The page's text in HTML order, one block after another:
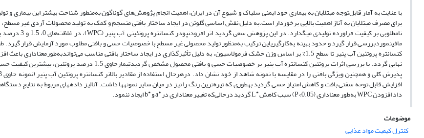
با عنایت به آمار قابلتوجه مبتلایان به بیماری خود ایمنی سلیاک و شیوع آن در ایران، اهمیت انجام پژوهشهای گوناگون بهمنظور شناخت بیشتر این بیماری و
برای مصرف مبتلایان به آناز اهمیت بالایی برخوردار است.به دلیل نقش اساسی گلوتن در ایجاد ساختار بافتی منسجم و کمک به تولید محصولات آردی غیر
نامطلوبی بر کیفیت فراورده تولیدی می­گذارد. در این پژوهش سعی گردید اثر افزودنپودر کنسانتره پروتئینی آب پنیر (WPC)،در غلظت های 0،
مافینموردبررسی قرار گیرد و حدود بهینه بهکارگیریاین ترکیب بهمنظور تولید محصولی غیر مسطح با خصوصیات حسی و بافتی مطلوب مورد آزمایش قرار گیرد.
کنسانتره پروتئین آب پنیر تا سطح 1.5% بر اساس وزن خشک فرمولاسیون، به دلیل تأثیرگذاری در ایجاد ساختار بافتی مناسب می تواندبهطورمعناداری باعث
نهایی گردد. با بررسی اثرات پروتئین کنسانتره آب پنیر بر خصوصیات حسی و بافتی محصول مشخص گردیدتیمارحاوی 1.5 درصد پروتئین، بیشترین کیفیت حسی
پذیرش کلی و همچنین ویژگی بافتی را در مقایسه با نمونه شاهد از خود نشان داد. درهرحال استفاده از مقادیر بالاتر کنسانتره پروتئین آب پنیر (نمونه حاوی 3% پودر
افزایش قابل توجه سفتی بافت و کاهش امتیاز حسی گردید به­طوری که تیرهترین رنگ را نیز در میان سایر نمونه­ها داشت. آنالیز داده­های مربوط به نتایج
داد افزودنWPCبهطور معناداری(P<0.05)سبب کاهش L* گردید درحالیکه تغییر معناداری در a* و b* ایجاد ننمود.
موضوعات
کنترل کیفیت مواد غذایی